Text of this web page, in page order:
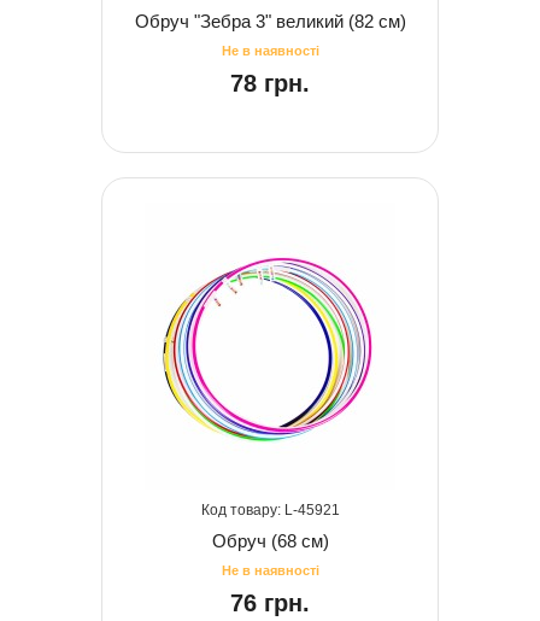
Обруч "Зебра 3" великий (82 см)
78 грн.
45921
Обруч (68 см)
76 грн.